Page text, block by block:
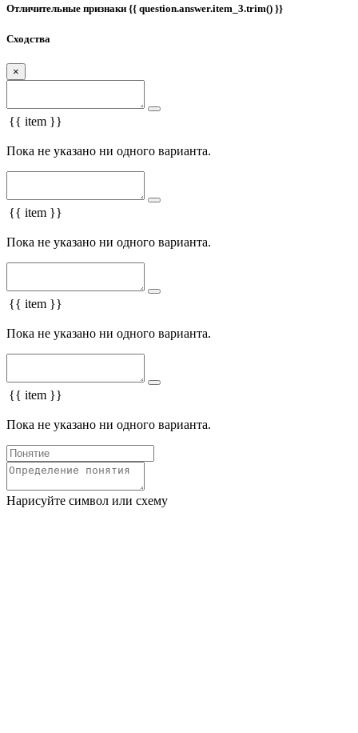
Отличительные признаки {{ question.answer.item_3.trim() }}
Сходства
×
{{ item }}
Пока не указано ни одного варианта.
{{ item }}
Пока не указано ни одного варианта.
{{ item }}
Пока не указано ни одного варианта.
{{ item }}
Пока не указано ни одного варианта.
Нарисуйте символ или схему